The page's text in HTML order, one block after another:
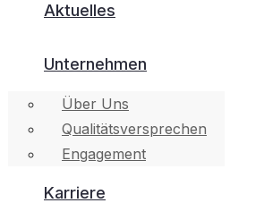
Aktuelles
Unternehmen
Über Uns
Qualitätsversprechen
Engagement
Karriere